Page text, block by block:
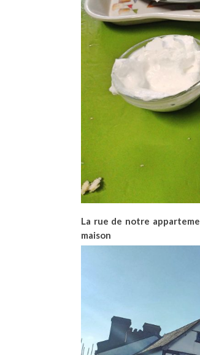
La rue de notre
maison